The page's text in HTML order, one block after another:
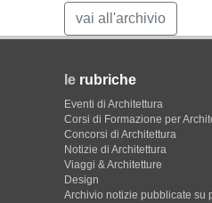
vai all'archivio
le rubriche
Eventi di Architettura
Corsi di Formazione per
Concorsi di Architettura
Notizie di Architettura
Viaggi & Architetture
Design
Archivio notizie pubblicate su